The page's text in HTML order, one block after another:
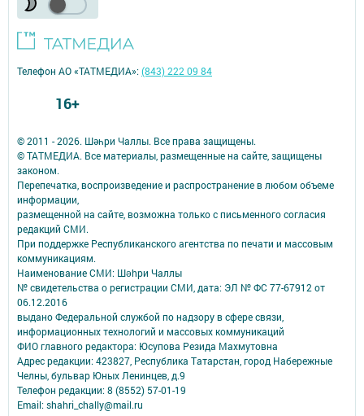
© 2011 - 2026. Шәһри Чаллы. Все права защищены.
© ТАТМЕДИА. Все материалы, размещенные на сайте, защищены
законом.
Перепечатка, воспроизведение и распространение в любом объеме
информации,
размещенной на сайте, возможна только с письменного согласия
редакций СМИ.
При поддержке Республиканского агентства по печати и массовым
коммуникациям.
Наименование СМИ: Шəhри Чаллы
№ свидетельства о регистрации СМИ, дата: ЭЛ № ФС 77-67912 от
06.12.2016
выдано Федеральной службой по надзору в сфере связи,
информационных технологий и массовых коммуникаций
ФИО главного редактора: Юсупова Резида Махмутовна
Адрес редакции: 423827, Республика Татарстан, город Набережные
Челны, бульвар Юных Ленинцев, д.9
Телефон редакции: 8 (8552) 57-01-19
Email: shahri_chally@mail.ru
Телефон АО «ТАТМЕДИА»:(843) 222 09 84
16+